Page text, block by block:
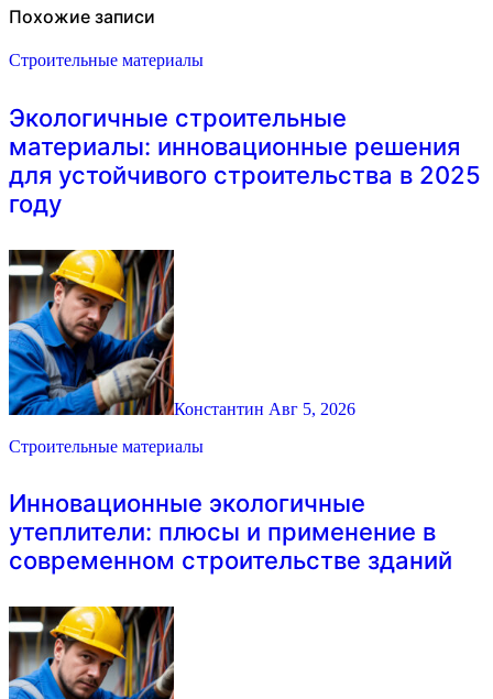
Похожие записи
Строительные материалы
Экологичные строительные
материалы: инновационные решения
для устойчивого строительства в 2025
году
Константин Авг 5, 2026
Строительные материалы
Инновационные экологичные
утеплители: плюсы и применение в
современном строительстве зданий